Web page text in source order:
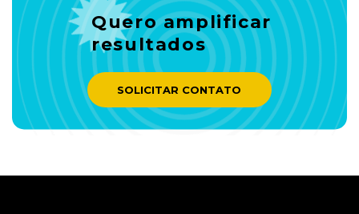
Quero amplificar
resultados
SOLICITAR CONTATO